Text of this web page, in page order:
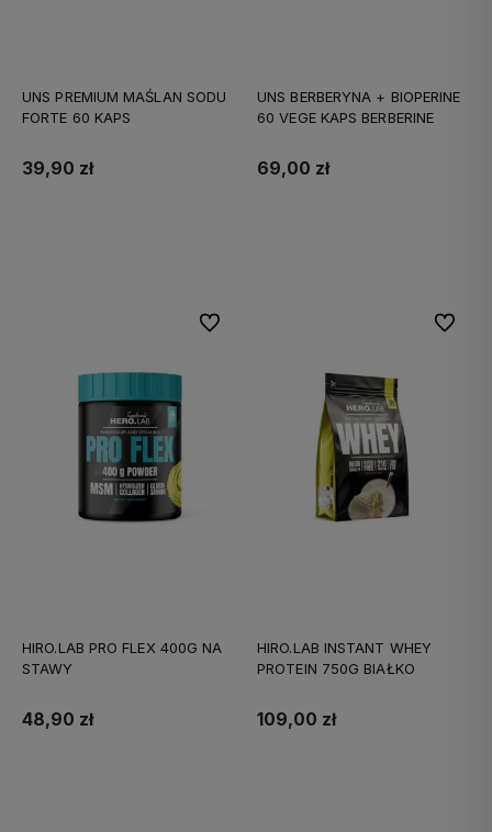
UNS PREMIUM MAŚLAN SODU
FORTE 60 KAPS
39,90 zł
UNS BERBERYNA + BIOPERINE
60 VEGE KAPS BERBERINE
69,00 zł
HIRO.LAB PRO FLEX 400G NA
STAWY
48,90 zł
Do ulubionych
HIRO.LAB INSTANT WHEY
PROTEIN 750G BIAŁKO
109,00 zł
Do